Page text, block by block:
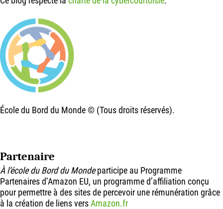
École du Bord du Monde © (Tous droits réservés).
Partenaire
À l’école du Bord du Mondeparticipe au Programme
Partenaires d’Amazon EU, un programme d’affiliation conçu
pour permettre à des sites de percevoir une rémunération grâce
à la création de liens versAmazon.fr